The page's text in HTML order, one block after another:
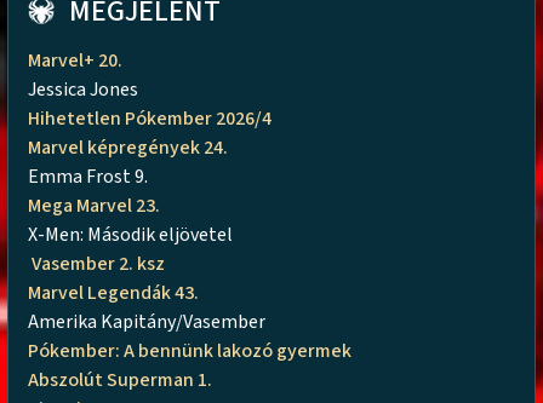
MEGJELENT
Marvel+ 20.
Jessica Jones
Hihetetlen Pókember 2026/4
Marvel képregények 24.
Emma Frost 9.
Mega Marvel 23.
X-Men: Második eljövetel
Vasember 2. ksz
Marvel Legendák 43.
Amerika Kapitány/Vasember
Pókember: A bennünk lakozó gyermek
Abszolút Superman 1.